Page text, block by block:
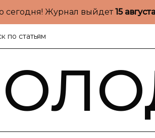
сегодня! Журнал выйдет15